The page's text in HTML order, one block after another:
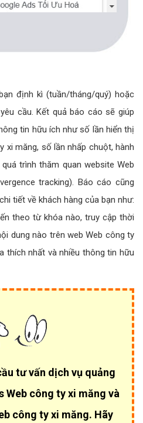
định kì (tuần/tháng/quý) hoặc
cầu. Kết quả báo cáo sẽ giúp
tin hữu ích như số lần hiển thị
xi măng, số lần nhấp chuột, hành
trình thăm quan website Web
tracking). Báo cáo cũng
tiết về khách hàng của bạn như:
theo từ khóa nào, truy cập thời
dung nào trên web Web công ty
thích nhất và nhiều thông tin hữu
tư vấn dịch vụ quảng
công ty xi măng và
công ty xi măng. Hãy